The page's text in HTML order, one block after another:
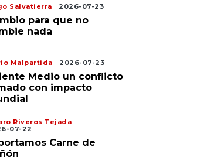
Salvatierra 2026-07-23
para que no
nada
Malpartida 2026-07-23
Medio un conflicto
con impacto
Riveros Tejada
07-22
Carne de